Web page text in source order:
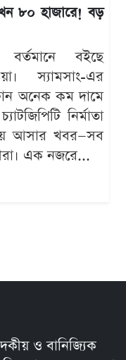
৮০ হাজারে! বড়
বইছে
স্যামসাং-এর
অনেক কম দামে
নির্মাতা
আসার খবর—সব
এক নজরে...
ও বানিজ্যিক